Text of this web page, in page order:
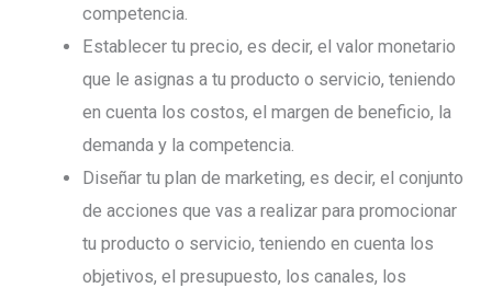
competencia.
Establecer tu precio, es decir, el valor monetario
que le asignas a tu producto o servicio, teniendo
en cuenta los costos, el margen de beneficio, la
demanda y la competencia.
Diseñar tu plan de marketing, es decir, el conjunto
de acciones que vas a realizar para promocionar
tu producto o servicio, teniendo en cuenta los
objetivos, el presupuesto, los canales, los